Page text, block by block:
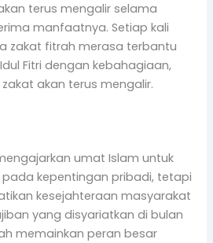
terus mengalir selama
manfaatnya. Setiap kali
zakat fitrah merasa terbantu
Fitri dengan kebahagiaan,
akan terus mengalir.
umat Islam untuk
kepentingan pribadi, tetapi
kesejahteraan masyarakat
yang disyariatkan di bulan
memainkan peran besar